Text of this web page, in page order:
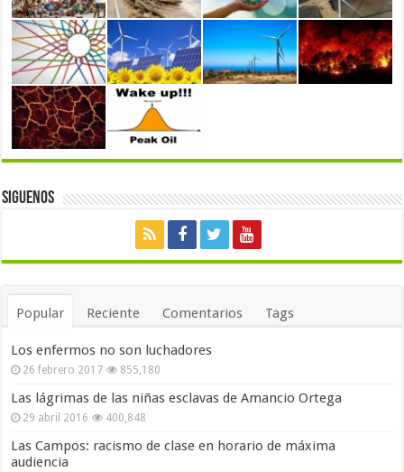
Siguenos
Popular Reciente Comentarios Tags
Los enfermos no son luchadores
26 febrero 2017 855,180
Las lágrimas de las niñas esclavas de Amancio Ortega
29 abril 2016 400,848
Las Campos: racismo de clase en horario de máxima
audiencia